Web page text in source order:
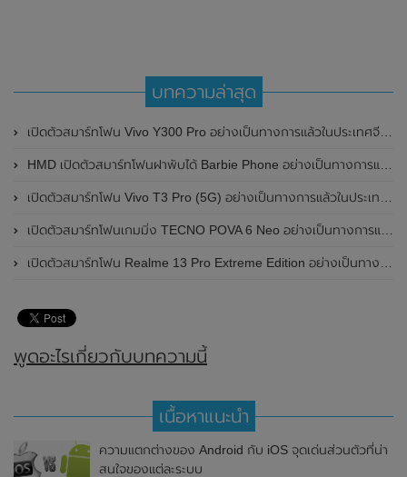
บทความล่าสุด
เปิดตัวสมาร์ทโฟน Vivo Y300 Pro อย่างเป็นทางการแล้วในประเทศจีน มาพร้อมดีไซน์พรีเมี่ยม ทนทาน และแบตเตอรี่สุดอึดขนาดใหญ่ 6,500mAh พร้อมรองรับการชาร์จไว 80W
HMD เปิดตัวสมาร์ทโฟนฝาพับได้ Barbie Phone อย่างเป็นทางการแล้ว มาพร้อมธีมสีชมพูสดใส
เปิดตัวสมาร์ทโฟน Vivo T3 Pro (5G) อย่างเป็นทางการแล้วในประเทศอินเดีย
เปิดตัวสมาร์ทโฟนเกมมิ่ง TECNO POVA 6 Neo อย่างเป็นทางการแล้วในประเทศไทย ในราคา 8,499 บาท
เปิดตัวสมาร์ทโฟน Realme 13 Pro Extreme Edition อย่างเป็นทางการแล้วในประเทศจีน
พูดอะไรเกี่ยวกับบทความนี้
เนื้อหาแนะนำ
ความแตกต่างของ Android กับ iOS จุดเด่นส่วนตัวที่น่า
สนใจของแต่ละระบบ